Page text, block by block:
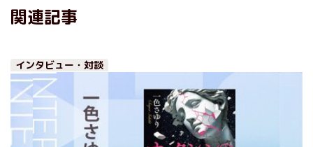
関連記事
インタビュー・対談